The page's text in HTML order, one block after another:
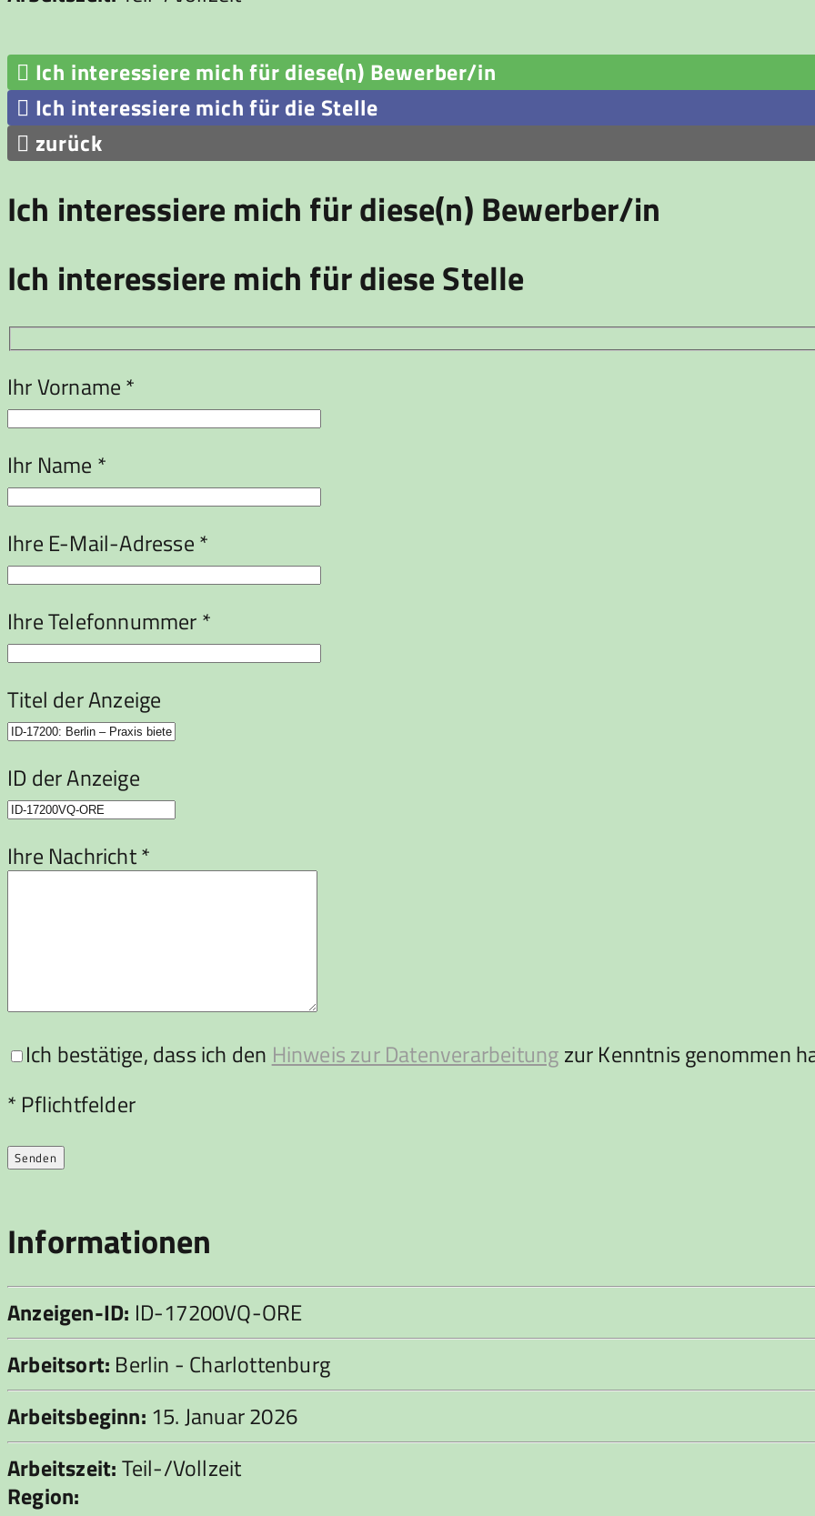
 Ich interessiere mich für diese(n) Bewerber/in
 Ich interessiere mich für die Stelle
 zurück
Ich interessiere mich für diese(n) Bewerber/in
Ich interessiere mich für diese Stelle
Ihr Vorname *
Ihr Name *
Ihre E-Mail-Adresse *
Ihre Telefonnummer *
Titel der Anzeige
ID der Anzeige
Ihre Nachricht *
Ich bestätige, dass ich den Hinweis zur Datenverarbeitungzur Kenntnis genommen
Bitte lasse dieses Feld leer.
* Pflichtfelder
Informationen
Anzeigen-ID: ID-17200VQ-ORE
Arbeitsort: Berlin - Charlottenburg
Arbeitsbeginn: 15. Januar 2026
Arbeitszeit:Teil-/Vollzeit
Region: